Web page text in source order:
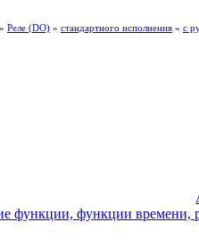
» Реле (DO) » стандартного исполнения » с
функции, функции